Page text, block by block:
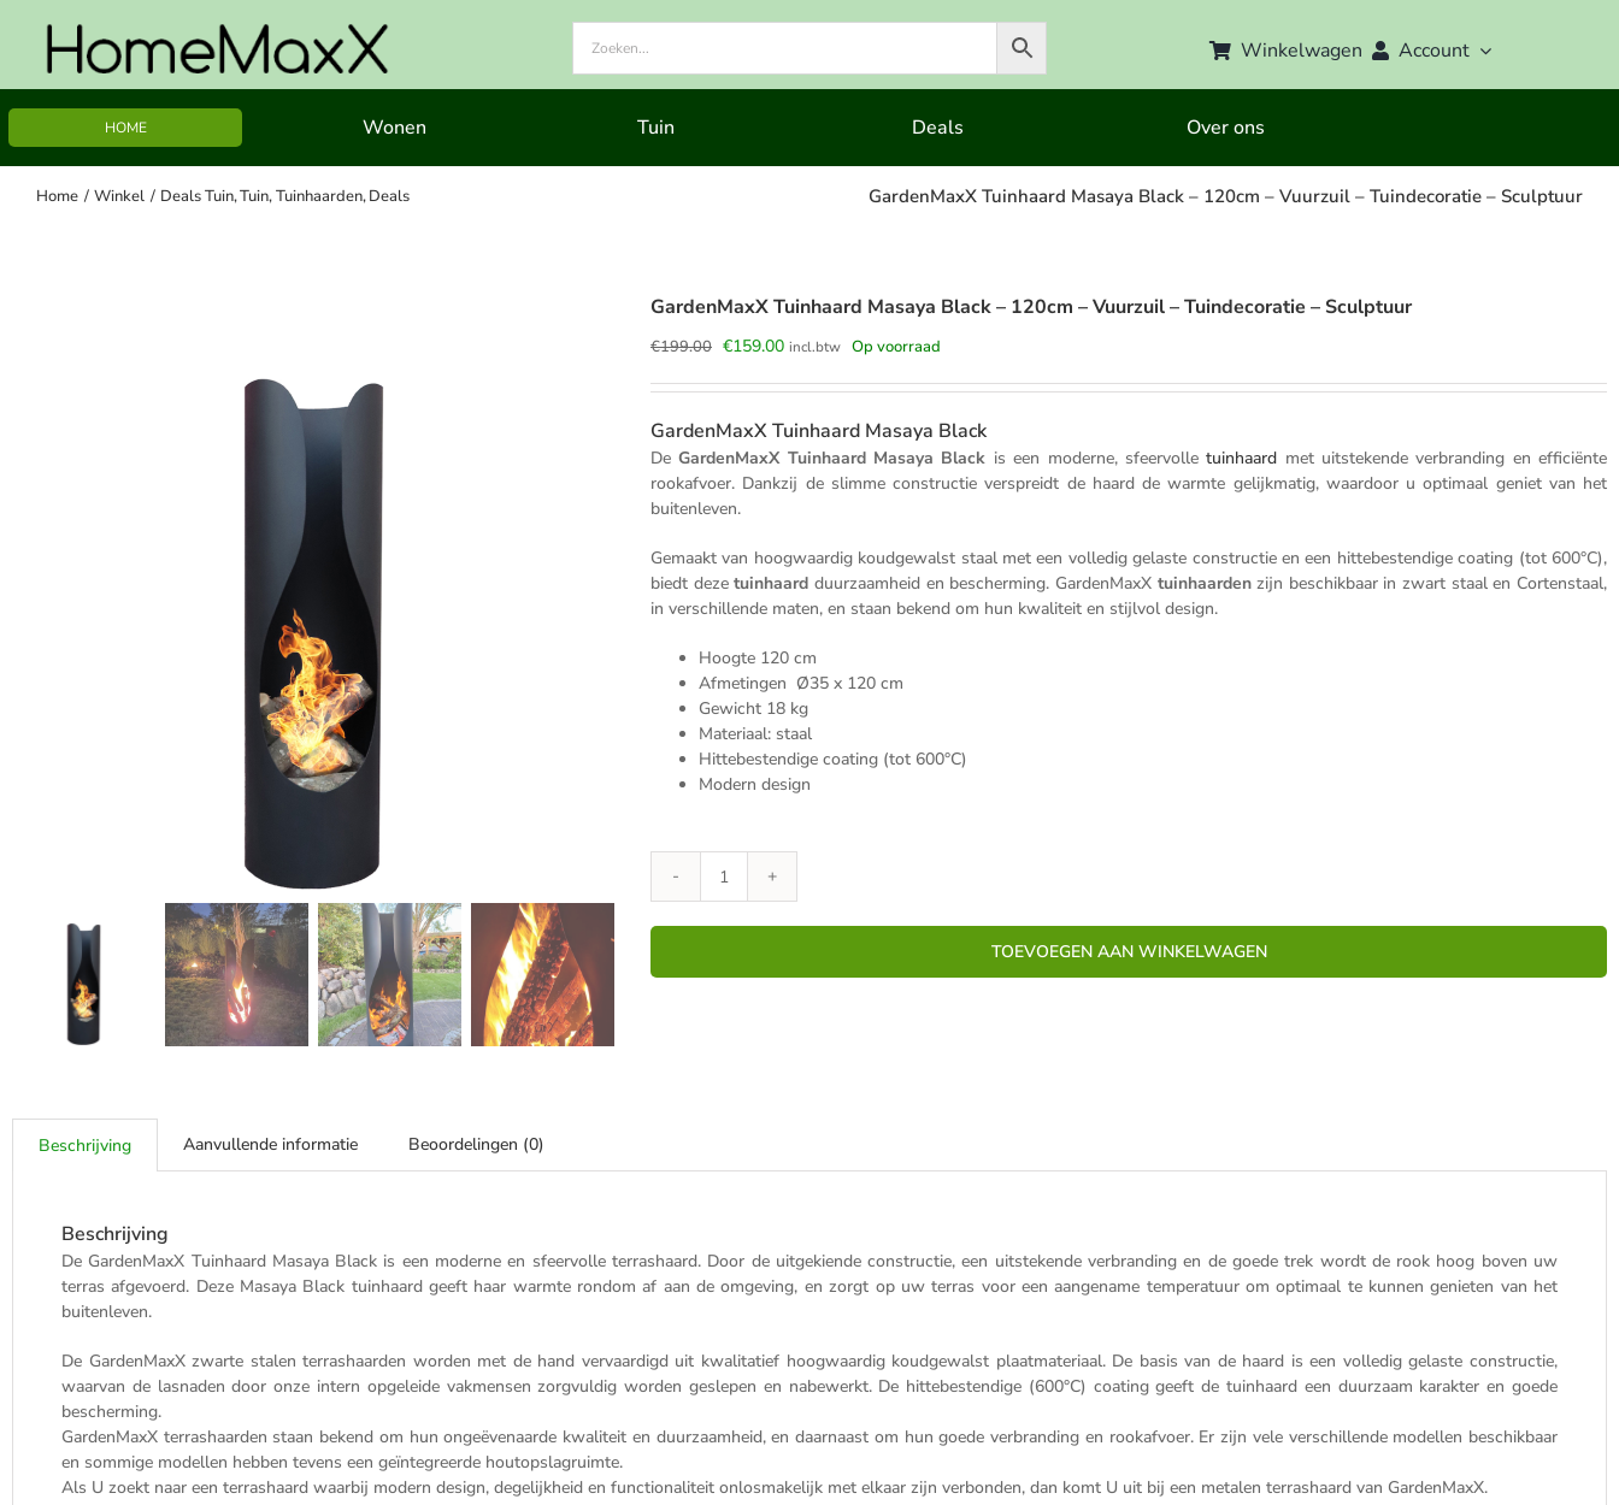
Winkelwagen Account
HOME Wonen Tuin Deals Over ons
GardenMaxX Tuinhaard Masaya Black – 120cm – Vuurzuil – Tuindecoratie – Sculptuur
Home Winkel Deals Tuin Tuin Tuinhaarden Deals
GardenMaxX Tuinhaard Masaya Black – 120cm – Vuurzuil – Tuindecoratie – Sculptuur
€199.00 Oorspronkelijke
was:
€199.00.
€159.00Huidige
is:
€159.00.
incl.btw Op voorraad
GardenMaxX Tuinhaard Masaya Black
DeGardenMaxX Tuinhaard Masaya Black is een moderne, sfeervolletuinhaard met uitstekende verbranding en efficiënte
rookafvoer. Dankzij de slimme constructie verspreidt de haard de warmte gelijkmatig, waardoor u optimaal geniet van het
buitenleven.
Gemaakt van hoogwaardig koudgewalst staal met een volledig gelaste constructie en een hittebestendige coating (tot 600°C),
biedt dezetuinhaard duurzaamheid en bescherming. GardenMaxX tuinhaardenzijn beschikbaar in zwart staal en Cortenstaal,
in verschillende maten, en staan bekend om hun kwaliteit en stijlvol design.
Hoogte 120 cm
Afmetingen Ø35 x 120 cm
Gewicht 18 kg
Materiaal: staal
Hittebestendige coating (tot 600°C)
Modern design
GardenMaxX
Sculptuur
TOEVOEGEN AAN WINKELWAGEN
Beschrijving Aanvullende informatie Beoordelingen (0)
Beschrijving
De GardenMaxX Tuinhaard Masaya Black is een moderne en sfeervolle terrashaard. Door de uitgekiende constructie, een uitstekende verbranding en de goede trek wordt de rook hoog boven uw
terras afgevoerd. Deze Masaya Black tuinhaard geeft haar warmte rondom af aan de omgeving, en zorgt op uw terras voor een aangename temperatuur om optimaal te kunnen genieten van het
buitenleven.
De GardenMaxX zwarte stalen terrashaarden worden met de hand vervaardigd uit kwalitatief hoogwaardig koudgewalst plaatmateriaal. De basis van de haard is een volledig gelaste constructie,
waarvan de lasnaden door onze intern opgeleide vakmensen zorgvuldig worden geslepen en nabewerkt. De hittebestendige (600°C) coating geeft de tuinhaard een duurzaam karakter en goede
bescherming.
GardenMaxX terrashaarden staan bekend om hun ongeëvenaarde kwaliteit en duurzaamheid, en daarnaast om hun goede verbranding en rookafvoer. Er zijn vele verschillende modellen beschikbaar
en sommige modellen hebben tevens een geïntegreerde houtopslagruimte.
Als U zoekt naar een terrashaard waarbij modern design, degelijkheid en functionaliteit onlosmakelijk met elkaar zijn verbonden, dan komt U uit bij een metalen terrashaard van GardenMaxX.